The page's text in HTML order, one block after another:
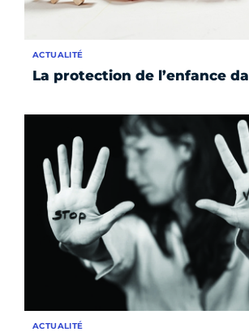
La protection de l’enfance
ACTUALITÉ
ACTUALITÉ